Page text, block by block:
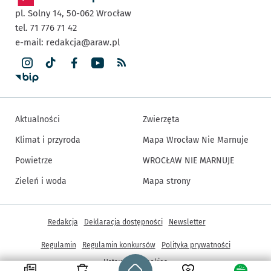
Strona główna - wroclaw.pl
pl. Solny 14, 50-062 Wrocław
tel. 71 776 71 42
e-mail: redakcja@araw.pl
Aktualności
Klimat i przyroda
Powietrze
Zieleń i woda
Zwierzęta
Mapa Wrocław Nie Marnuje
WROCŁAW NIE MARNUJE
Mapa strony
Inne informacje
Redakcja Deklaracja dostępności Newsletter
Regulamin Regulamin konkursów
Polityka prywatności
Ustawienia cookies